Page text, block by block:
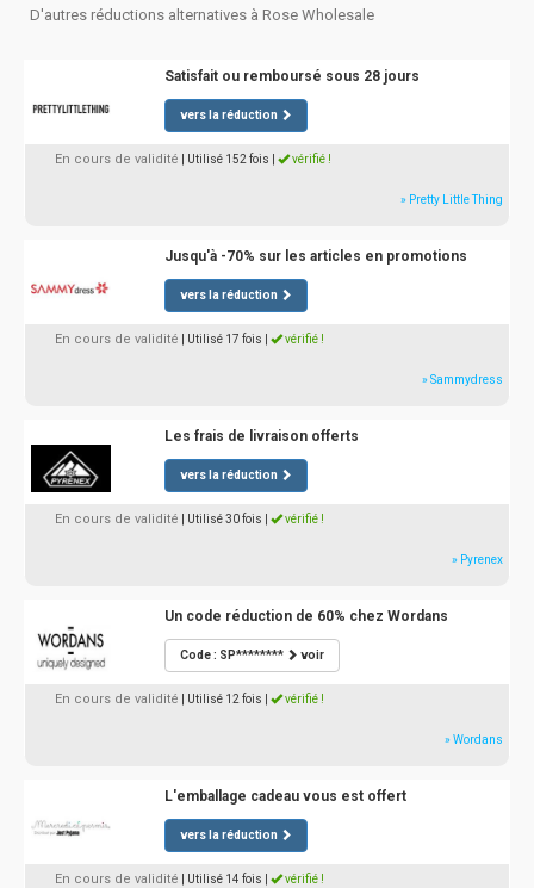
D'autres réductions alternatives à Rose Wholesale
Satisfait ou remboursé sous 28 jours
vers la réduction
En cours de validité | Utilisé 152 fois vérifié !
» Pretty Little Thing
Jusqu'à -70% sur les articles en promotions
vers la réduction
En cours de validité | Utilisé 17 fois vérifié !
» Sammydress
Les frais de livraison offerts
vers la réduction
En cours de validité | Utilisé 30 fois vérifié !
» Pyrenex
Un code réduction de 60% chez Wordans
Code : SP******** voir
En cours de validité | Utilisé 12 fois vérifié !
» Wordans
L'emballage cadeau vous est offert
vers la réduction
En cours de validité | Utilisé 14 fois vérifié !